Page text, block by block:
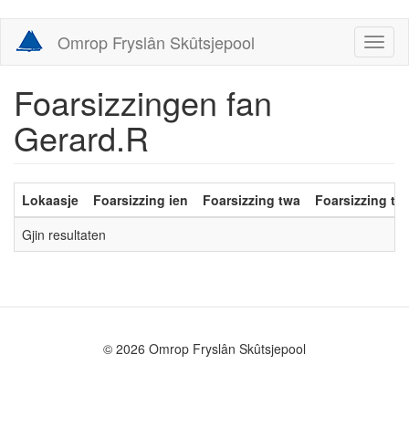
main
Omrop Fryslân Skûtsjepool
Foarsizzingen fan
Gerard.R
Lokaasje Foarsizzing ien Foarsizzing twa
Foarsizzing
Gjin resultaten
© 2026 Omrop Fryslân Skûtsjepool